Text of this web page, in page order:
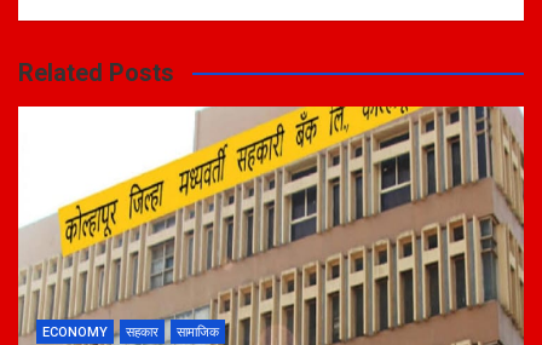
Related Posts
ECONOMY सहकार सामाजिक